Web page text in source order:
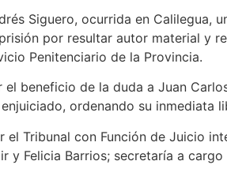
Siguero, ocurrida en Calilegua,
por resultar autor material y
Penitenciario de la Provincia.
beneficio de la duda a Juan
ordenando su inmediata
Tribunal con Función de Juicio
Felicia Barrios; secretaría a